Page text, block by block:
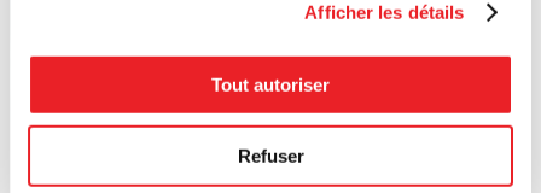
Afficher les détails
Tout autoriser
Refuser